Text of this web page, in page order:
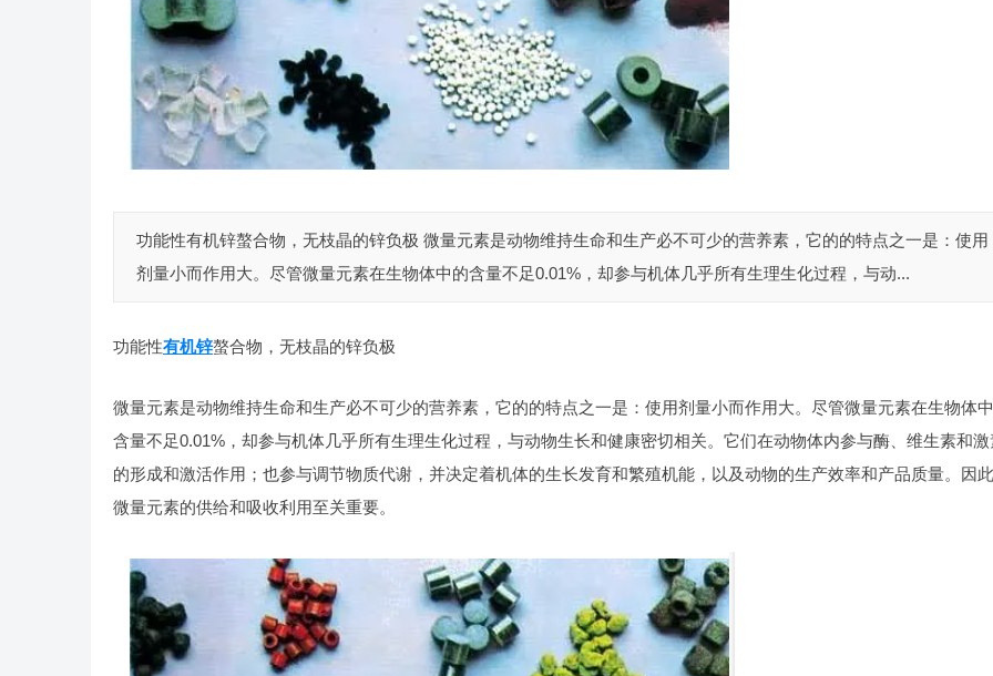
功能性有机锌螯合物，无枝晶的锌负极 微量元素是动物维持生命和生产必不可少的营养素，它的的特点之一是：使用
剂量小而作用大。尽管微量元素在生物体中的含量不足0.01%，却参与机体几乎所有生理生化过程，与动...
功能性有机锌螯合物，无枝晶的锌负极
微量元素是动物维持生命和生产必不可少的营养素，它的的特点之一是：使用剂量小而作用大。尽管微量元素在生物体
含量不足0.01%，却参与机体几乎所有生理生化过程，与动物生长和健康密切相关。它们在动物体内参与酶、维生素和激
的形成和激活作用；也参与调节物质代谢，并决定着机体的生长发育和繁殖机能，以及动物的生产效率和产品质量。因此
微量元素的供给和吸收利用至关重要。